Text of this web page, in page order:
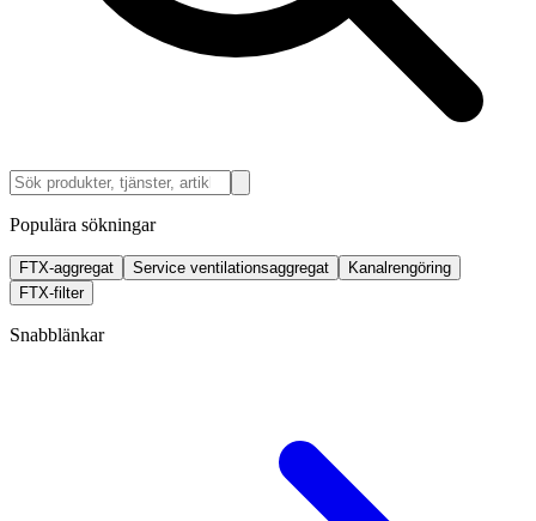
Populära sökningar
FTX-aggregat Service ventilationsaggregat
Kanalrengöring
FTX-filter
Snabblänkar